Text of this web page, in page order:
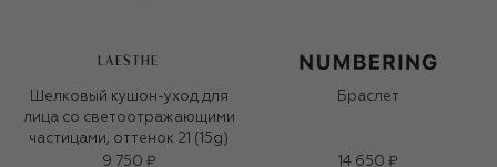
LAESTHE
Шелковый кушон-уход для
лица со светоотражающими
частицами, оттенок 21 (15g)
9 750 ₽
Браслет
14 650 ₽